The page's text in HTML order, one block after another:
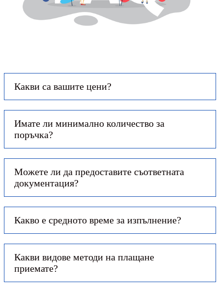
Какви са вашите цени?
Имате ли минимално количество за
поръчка?
Можете ли да предоставите съответната
документация?
Какво е средното време за изпълнение?
Какви видове методи на плащане
приемате?